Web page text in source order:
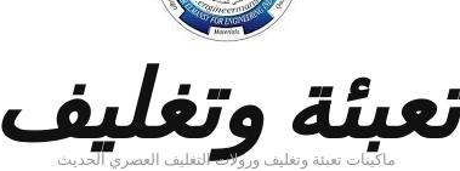
تعبئة وتغليف
ماكينات تعبئة وتغليف ورولات التغليف العصري الحديث